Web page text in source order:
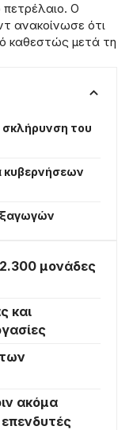
πετρέλαιο. Ο
ανακοίνωσε ότι
καθεστώς μετά τη
σκλήρυνση του
κυβερνήσεων
μονάδες
και
ακόμα
επενδυτές